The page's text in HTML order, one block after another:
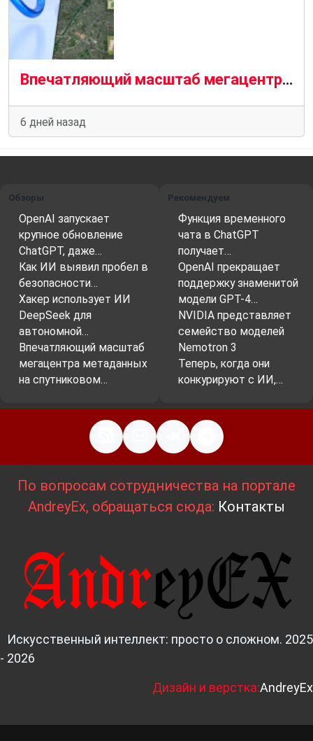
Впечатляющий масштаб мегацентра метаданных на спутниковом снимке над Парижем
6 дней назад
Обзоры
OpenAI запускает
крупное обновление
ChatGPT, даже…
Как ИИ выявил пробел в
безопасности…
Хакер использует ИИ
DeepSeek для
автономной…
Впечатляющий масштаб
мегацентра метаданных
на спутниковом…
Рекомендуем
Функция временного
чата в ChatGPT
получает…
OpenAI прекращает
поддержку знаменитой
модели GPT-4…
NVIDIA представляет
семейство моделей
Nemotron 3
Теперь, когда они
конкурируют с ИИ,…
По вопросам сотрудничества на портале
AndreyEx, обращаться сюда: Контакты
Искусственный интеллект: просто о сложном. 2025
- 2026
Дизайн и верстка:AndreyEx